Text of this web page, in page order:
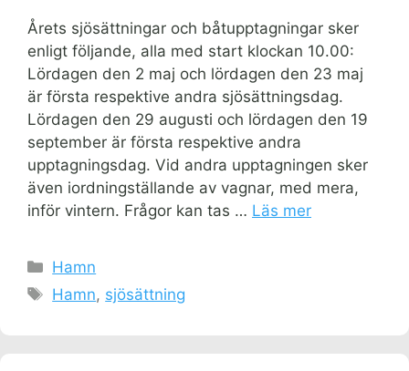
Årets sjösättningar och båtupptagningar sker
enligt följande, alla med start klockan 10.00:
Lördagen den 2 maj och lördagen den 23 maj
är första respektive andra sjösättningsdag.
Lördagen den 29 augusti och lördagen den 19
september är första respektive andra
upptagningsdag. Vid andra upptagningen sker
även iordningställande av vagnar, med mera,
inför vintern. Frågor kan tas … Läs mer
Kategorier
Hamn
Etiketter
Hamn, sjösättning